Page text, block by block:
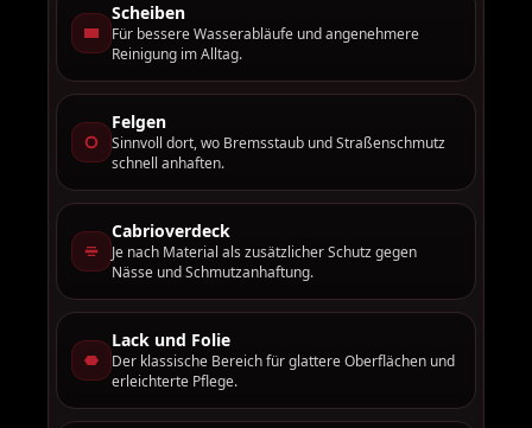
Scheiben
Für bessere Wasserabläufe und angenehmere
Reinigung im Alltag.
Felgen
Sinnvoll dort, wo Bremsstaub und Straßenschmutz
schnell anhaften.
Cabrioverdeck
Je nach Material als zusätzlicher Schutz gegen
Nässe und Schmutzanhaftung.
Lack und Folie
Der klassische Bereich für glattere Oberflächen und
erleichterte Pflege.